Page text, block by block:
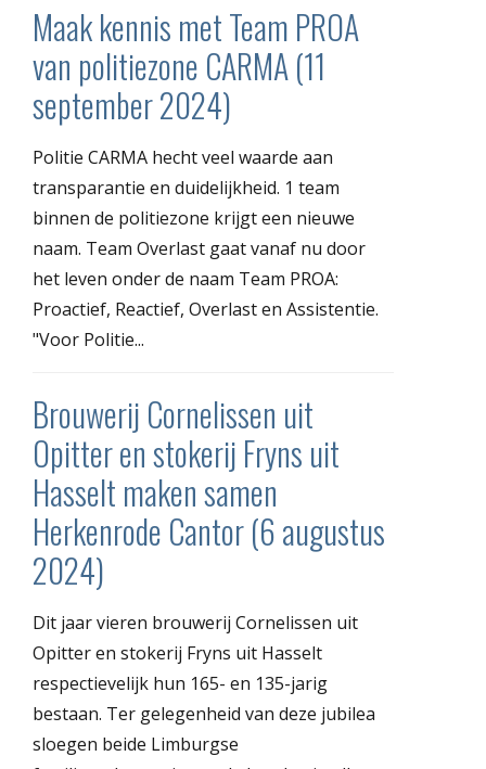
Maak kennis met Team PROA
van politiezone CARMA (11
september 2024)
Politie CARMA hecht veel waarde aan
transparantie en duidelijkheid. 1 team
binnen de politiezone krijgt een nieuwe
naam. Team Overlast gaat vanaf nu door
het leven onder de naam Team PROA:
Proactief, Reactief, Overlast en Assistentie.
"Voor Politie...
Brouwerij Cornelissen uit
Opitter en stokerij Fryns uit
Hasselt maken samen
Herkenrode Cantor (6 augustus
2024)
Dit jaar vieren brouwerij Cornelissen uit
Opitter en stokerij Fryns uit Hasselt
respectievelijk hun 165- en 135-jarig
bestaan. Ter gelegenheid van deze jubilea
sloegen beide Limburgse